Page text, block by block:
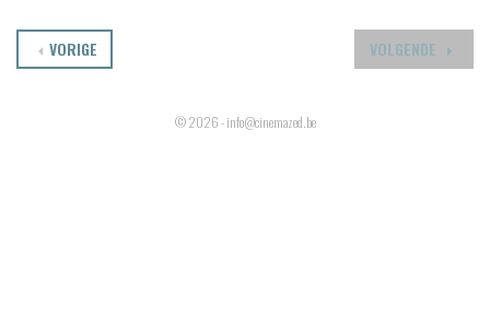
VOLGENDE
VORIGE
© 2026 - info@cinemazed.be